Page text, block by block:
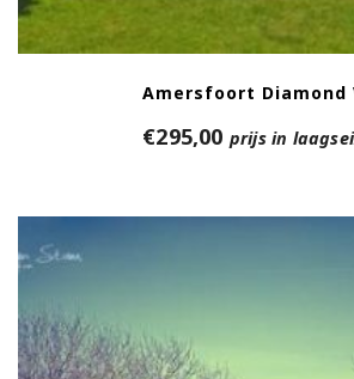
Amersfoort Diamond
€295,00 prijs in